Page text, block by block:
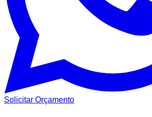
Solicitar Orçamento